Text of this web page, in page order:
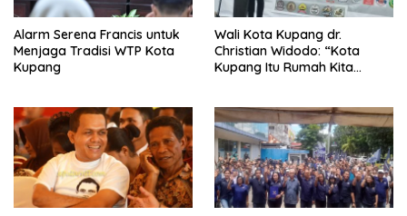
Alarm Serena Francis untuk
Menjaga Tradisi WTP Kota
Kupang
Wali Kota Kupang dr.
Christian Widodo: “Kota
Kupang Itu Rumah Kita